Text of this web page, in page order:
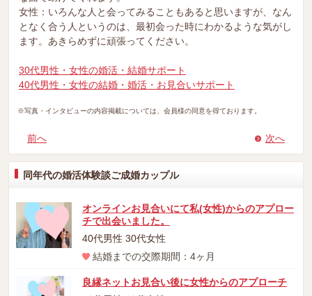
女性：いろんな人と会ってみることもあると思いますが、なん
となく合う人というのは、最初会った時にわかるような気がし
ます。あきらめずに頑張ってください。
30代男性・女性の婚活・結婚サポート
40代男性・女性の結婚・婚活・お見合いサポート
※写真・インタビューの内容掲載については、会員様の同意を得ております。
前へ 次へ
同年代の婚活体験談ご成婚カップル
オンラインお見合いにて私(女性)からのアプロー
チで出会いました。
40代男性 30代女性
結婚までの交際期間：4ヶ月
良縁ネットお見合い後に女性からのアプローチ